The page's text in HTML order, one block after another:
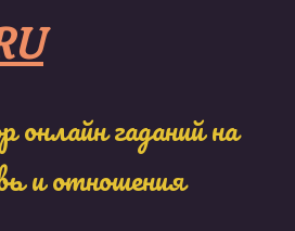
гаданий на
и отношения